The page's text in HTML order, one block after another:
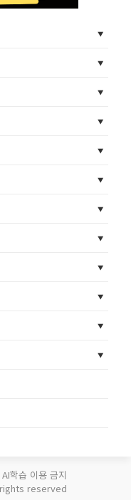
학습 이용 금지
reserved